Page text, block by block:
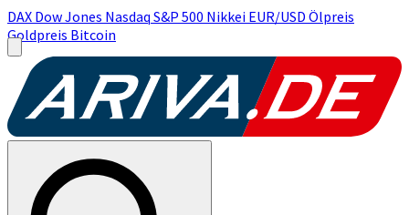
DAX Dow Jones Nasdaq S&P 500 Nikkei EUR/USD Ölpreis
Goldpreis Bitcoin